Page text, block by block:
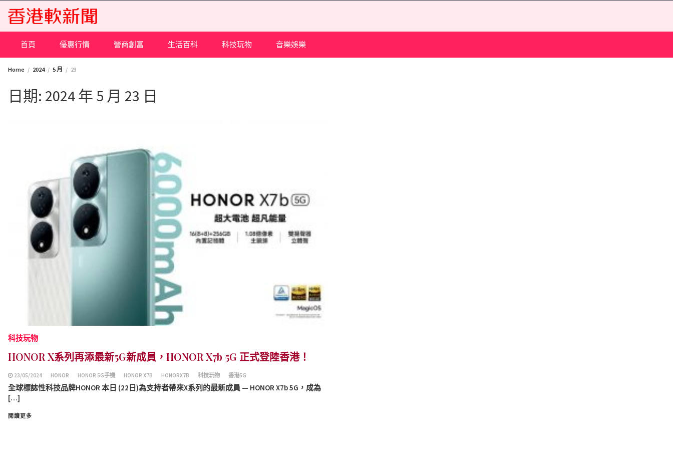
content
首頁 優惠行情 營商創富 生活百科 科技玩物 音樂娛樂
Home 2024 5 月 23
日期: 2024 年 5 月 23 日
科技玩物
HONOR X系列再添最新5G新成員，HONOR X7b 5G 正式登陸香港！
23/05/2024 HONOR HONOR 5G手機 HONOR X7B HONORX7B 科技玩物 香港5G
全球標誌性科技品牌HONOR 本日 (22日)為支持者帶來X系列的最新成員 — HONOR X7b 5G，成為
[…]
閱讀更多